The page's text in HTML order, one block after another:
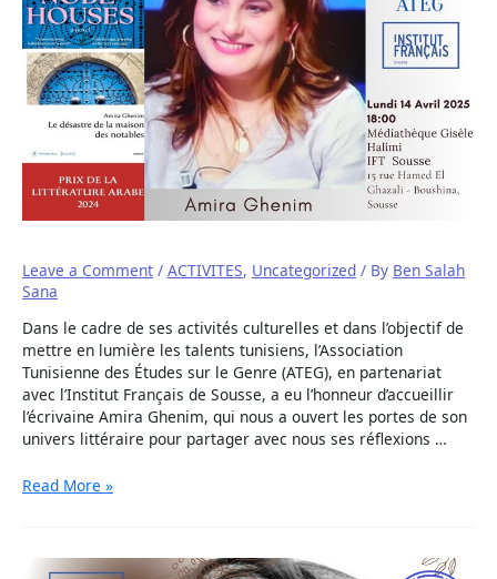
Leave a Comment / ACTIVITES, Uncategorized / By Ben Salah
Sana
Dans le cadre de ses activités culturelles et dans l’objectif de
mettre en lumière les talents tunisiens, l’Association
Tunisienne des Études sur le Genre (ATEG), en partenariat
avec l’Institut Français de Sousse, a eu l’honneur d’accueillir
l’écrivaine Amira Ghenim, qui nous a ouvert les portes de son
univers littéraire pour partager avec nous ses réflexions …
Read More »